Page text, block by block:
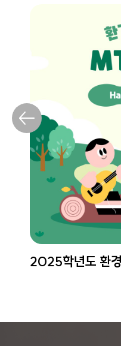
2025학년도 환